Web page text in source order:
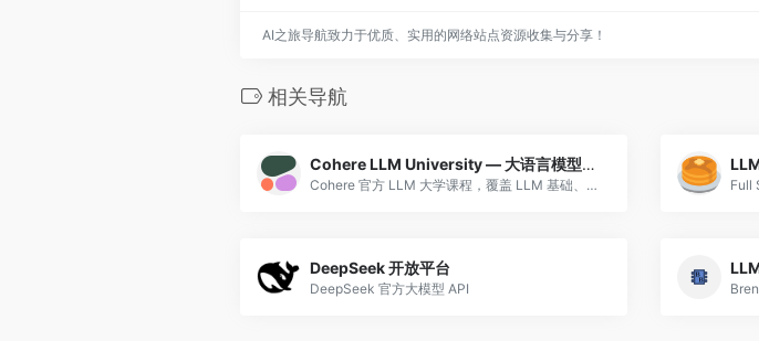
AI之旅导航致力于优质、实用的网络站点资源收集与分享！
相关导航
Cohere LLM University — 大语言模型大学
Cohere 官方 LLM 大学课程，覆盖 LLM 基础、RAG、嵌入向量、分类、Prompt 工程等，结构清晰，配有实战练习。
DeepSeek 开放平台
DeepSeek 官方大模型 API